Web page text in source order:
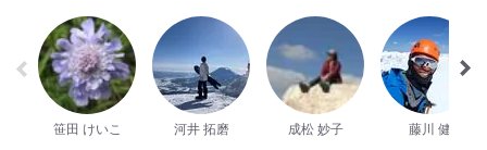
笹田 けいこ 河井 拓磨 成松 妙子 藤川 健